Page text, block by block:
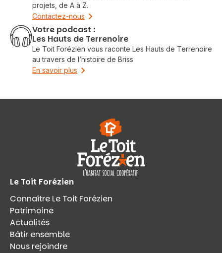
projets, de A à Z.
Contactez-nous
Votre podcast :
Les Hauts de Terrenoire
Le Toit Forézien vous raconte Les Hauts de Terrenoire
au travers de l’histoire de Briss
En savoir plus
Le Toit Forézien
Connaître Le Toit Forézien
Patrimoine
Actualités
Bâtir ensemble
Nous rejoindre